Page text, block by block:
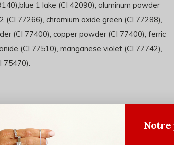
1 lake (CI 42090), aluminum powder
(CI 77266), chromium oxide green (CI 77288),
(CI 77400), copper powder (CI 77400), ferric
(CI 77510), manganese violet (CI 77742),
75470).
Notre